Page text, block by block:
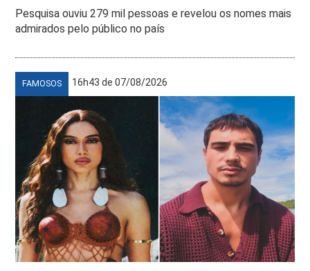
Pesquisa ouviu 279 mil pessoas e revelou os nomes mais
admirados pelo público no país
FAMOSOS 16h43 de 07/08/2026